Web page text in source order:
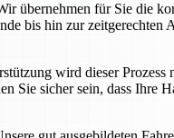
übernehmen für Sie die
bis hin zur
wird dieser Prozess
Sie sicher sein, dass Ihre